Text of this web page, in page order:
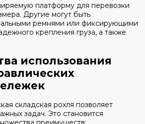
платформу для перевозки
Другие могут быть
ремнями или фиксирующими
крепления груза, а также
использования
складская рохля позволяет
задач. Это становится